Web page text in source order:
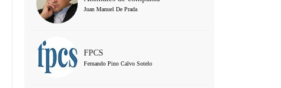
Juan Manuel De Prada
FPCS
Fernando Pino Calvo Sotelo